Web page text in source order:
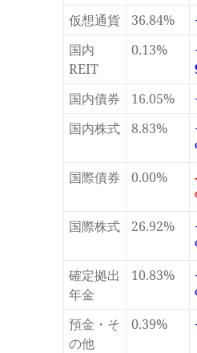
仮想通貨
36.84%
国内
REIT
0.13%
国内債券
16.05%
国内株式
8.83%
国際債券
0.00%
国際株式
26.92%
確定拠出
年金
10.83%
預金・そ
の他
0.39%